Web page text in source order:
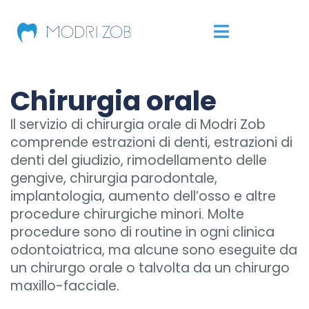
Chirurgia orale
Il servizio di chirurgia orale di Modri Zob
comprende estrazioni di denti, estrazioni di
denti del giudizio, rimodellamento delle
gengive, chirurgia parodontale,
implantologia, aumento dell’osso e altre
procedure chirurgiche minori. Molte
procedure sono di routine in ogni clinica
odontoiatrica, ma alcune sono eseguite da
un chirurgo orale o talvolta da un chirurgo
maxillo-facciale.